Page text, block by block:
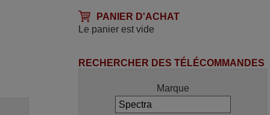
PANIER D'ACHAT
Le panier est vide
RECHERCHER DES TÉLÉCOMMANDES
Marque